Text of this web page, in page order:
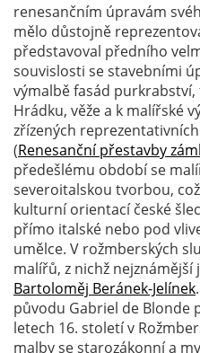
renesančním úpravám
mělo důstojně
představoval předního
souvislosti se stavebními
výmalbě fasád
Hrádku, věže a k malířské
zřízených
(Renesanční přestavby
předešlému období se
severoitalskou tvorbou,
kulturní orientací české
přímo italské nebo pod
umělce. V rožmberských
malířů, z nichž nejznámější
Bartoloměj Beránek-Jelínek
původu Gabriel de Blonde
letech 16. století v
malby se starozákonní a